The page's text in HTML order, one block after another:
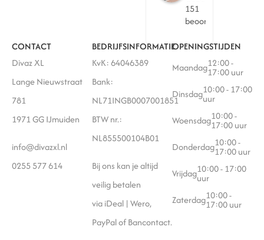
151
beoordelingen
CONTACT
Divaz XL
Lange Nieuwstraat
781
1971 GG IJmuiden
info@divazxl.nl
0255 577 614
BEDRIJFSINFORMATIE
KvK: 64046389
Bank:
NL71INGB0007001851
BTW nr.:
NL855500104B01
Bij ons kan je altijd
veilig betalen
via iDeal | Wero,
PayPal of Bancontact.
OPENINGSTIJDEN
Maandag12:00 -
17:00 uur
Dinsdag10:00 - 17:00
uur
Woensdag10:00 -
17:00 uur
Donderdag10:00 -
17:00 uur
Vrijdag10:00 - 17:00
uur
Zaterdag10:00 -
17:00 uur